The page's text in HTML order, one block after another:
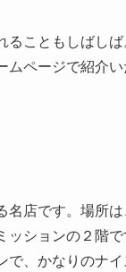
こともしばしば
ページで紹介い
名店です。場所
ションの２階で
、かなりのナイ